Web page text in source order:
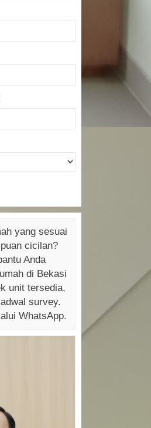
yang sesuai
cicilan?
Anda
di Bekasi
unit tersedia,
survey.
WhatsApp.